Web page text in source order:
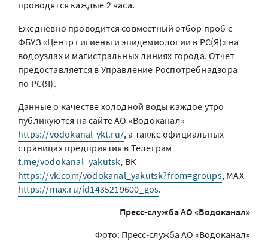
проводятся каждые 2 часа.
Ежедневно проводится совместный отбор проб с
ФБУЗ «Центр гигиены и эпидемиологии в РС(Я)» на
водоузлах и магистральных линиях города. Отчет
предоставляется в Управление Роспотребнадзора
по РС(Я).
Данные о качестве холодной воды каждое утро
публикуются на сайте АО «Водоканал»
https://vodokanal-ykt.ru/, а также официальных
страницах предприятия в Телеграм
t.me/vodokanal_yakutsk, ВК
https://vk.com/vodokanal_yakutsk?from=groups, МАХ
https://max.ru/id1435219600_gos.
Пресс-служба АО «Водоканал»
Фото: Пресс-служба АО «Водоканал»